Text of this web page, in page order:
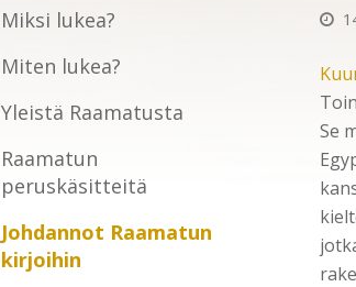
Se
Miksi lukea?
Miten lukea?
Yleistä Raamatusta
Raamatun
peruskäsitteitä
Johdannot Raamatun
kirjoihin